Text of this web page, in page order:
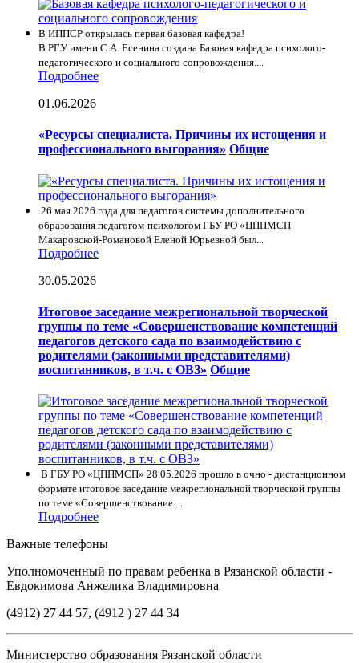
В ИППСР открылась первая базовая кафедра!
В РГУ имени С.А. Есенина создана Базовая кафедра психолого-
педагогического и социального сопровождения....
Подробнее
01.06.2026
«Ресурсы специалиста. Причины их истощения и
профессионального выгорания» Общие
26 мая 2026 года для педагогов системы дополнительного
образования педагогом-психологом ГБУ РО «ЦППМСП
Макаровской-Романовой Еленой Юрьевной был...
Подробнее
30.05.2026
Итоговое заседание межрегиональной творческой
группы по теме «Совершенствование компетенций
педагогов детского сада по взаимодействию с
родителями (законными представителями)
воспитанников, в т.ч. с ОВЗ» Общие
В ГБУ РО «ЦППМСП» 28.05.2026 прошло в очно - дистанционном
формате итоговое заседание межрегиональной творческой группы
по теме «Совершенствование ...
Подробнее
Важные телефоны
Уполномоченный по правам ребенка в Рязанской области -
Евдокимова Анжелика Владимировна
(4912) 27 44 57, (4912 ) 27 44 34
Министерство образования Рязанской области